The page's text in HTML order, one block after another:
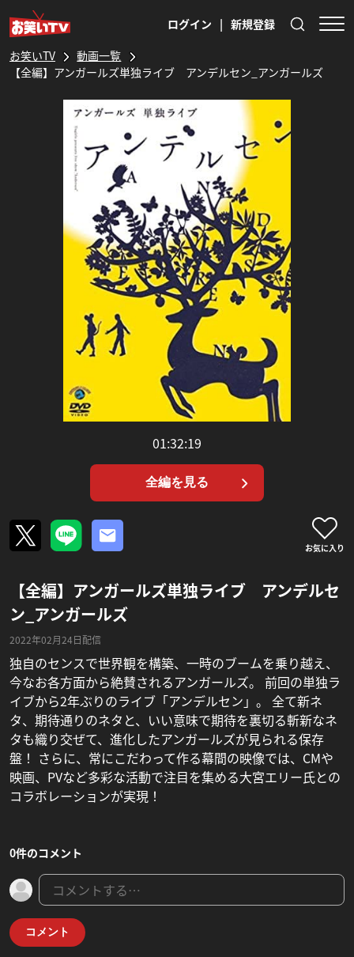
ログイン | 新規登録
お笑いTV
動画一覧
【全編】アンガールズ単独ライブ アンデルセン_アンガールズ
01:32:19
全編を見る
お気に入り
【全編】アンガールズ単独ライブ アンデルセ
ン_アンガールズ
2022年02月24日配信
独自のセンスで世界観を構築、一時のブームを乗り越え、
今なお各方面から絶賛されるアンガールズ。 前回の単独ラ
イブから2年ぶりのライブ「アンデルセン」。 全て新ネ
タ、期待通りのネタと、いい意味で期待を裏切る斬新なネ
タも織り交ぜて、進化したアンガールズが見られる保存
盤！ さらに、常にこだわって作る幕間の映像では、CMや
映画、PVなど多彩な活動で注目を集める大宮エリー氏との
コラボレーションが実現！
0件のコメント
コメント